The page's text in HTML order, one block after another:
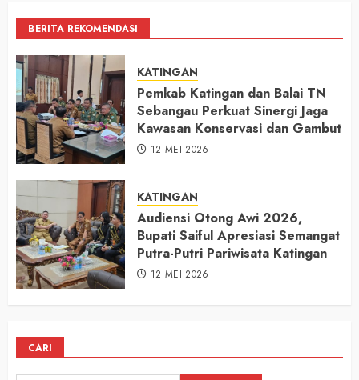
BERITA REKOMENDASI
KATINGAN
Pemkab Katingan dan Balai TN
Sebangau Perkuat Sinergi Jaga
Kawasan Konservasi dan Gambut
12 MEI 2026
KATINGAN
Audiensi Otong Awi 2026,
Bupati Saiful Apresiasi Semangat
Putra-Putri Pariwisata Katingan
12 MEI 2026
CARI